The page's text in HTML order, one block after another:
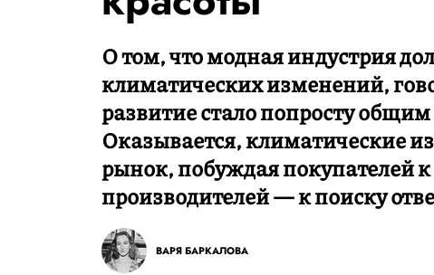
О том, что модная индустрия
климатических изменений,
развитие стало попросту
Оказывается, климатические
рынок, побуждая покупателей
производителей — к поиску
ВАРЯ БАРКАЛОВА